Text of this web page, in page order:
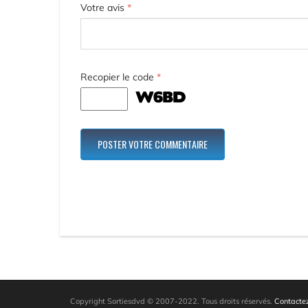
Votre avis *
Recopier le code *
Copyright Sortiesdvd © 2007-2022. Tous droits réservés.